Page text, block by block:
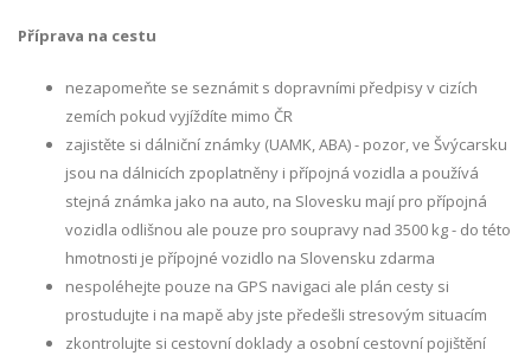
Příprava na cestu
nezapomeňte se seznámit s dopravními předpisy v cizích
zemích pokud vyjíždíte mimo ČR
zajistěte si dálniční známky (UAMK, ABA) - pozor, ve Švýcarsku
jsou na dálnicích zpoplatněny i přípojná vozidla a používá
stejná známka jako na auto, na Slovesku mají pro přípojná
vozidla odlišnou ale pouze pro soupravy nad 3500 kg - do této
hmotnosti je přípojné vozidlo na Slovensku zdarma
nespoléhejte pouze na GPS navigaci ale plán cesty si
prostudujte i na mapě aby jste předešli stresovým situacím
zkontrolujte si cestovní doklady a osobní cestovní pojištění